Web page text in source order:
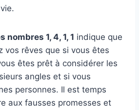
nombres 1, 4, 1, 1 indique que
vos rêves que si vous êtes
êtes prêt à considérer les
angles et si vous
personnes. Il est temps
aux fausses promesses et